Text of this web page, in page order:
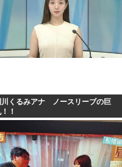
川くるみアナ ノースリーブの巨
！